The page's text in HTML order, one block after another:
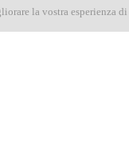
la vostra esperienza